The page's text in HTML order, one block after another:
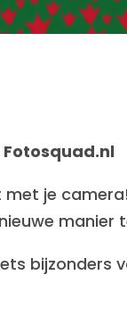
met je
manier
bijzonders